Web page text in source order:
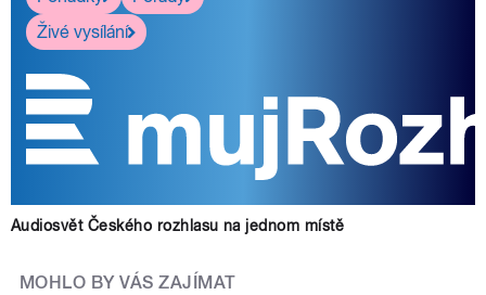
Živé vysílání
Audiosvět Českého rozhlasu na jednom místě
MOHLO BY VÁS ZAJÍMAT